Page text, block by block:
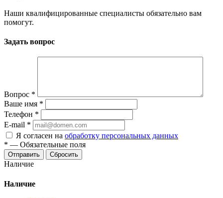
Наши квалифицированные специалисты обязательно вам
помогут.
Задать вопрос
Вопрос *
Ваше имя *
Телефон *
E-mail *
Я согласен на обработку персональных данных
* — Обязательные поля
Отправить Сбросить
Наличие
Наличие